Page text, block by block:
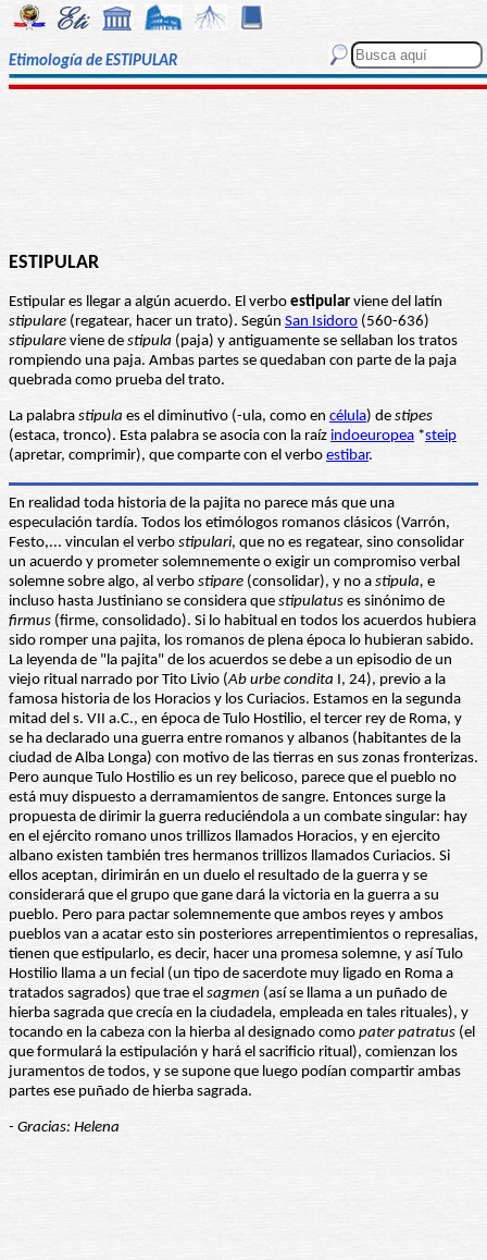
Etimología de ESTIPULAR
ESTIPULAR
Estipular es llegar a algún acuerdo. El verbo estipular viene del latín
stipulare (regatear, hacer un trato). Según San Isidoro (560-636)
stipulare viene de stipula (paja) y antiguamente se sellaban los tratos
rompiendo una paja. Ambas partes se quedaban con parte de la paja
quebrada como prueba del trato.
La palabra stipula es el diminutivo (-ula, como en célula) de stipes
(estaca, tronco). Esta palabra se asocia con la raíz indoeuropea *steip
(apretar, comprimir), que comparte con el verbo estibar.
En realidad toda historia de la pajita no parece más que una
especulación tardía. Todos los etimólogos romanos clásicos (Varrón,
Festo,... vinculan el verbo stipulari, que no es regatear, sino consolidar
un acuerdo y prometer solemnemente o exigir un compromiso verbal
solemne sobre algo, al verbo stipare (consolidar), y no a stipula, e
incluso hasta Justiniano se considera que stipulatus es sinónimo de
firmus (firme, consolidado). Si lo habitual en todos los acuerdos hubiera
sido romper una pajita, los romanos de plena época lo hubieran sabido.
La leyenda de "la pajita" de los acuerdos se debe a un episodio de un
viejo ritual narrado por Tito Livio (Ab urbe condita I, 24), previo a la
famosa historia de los Horacios y los Curiacios. Estamos en la segunda
mitad del s. VII a.C., en época de Tulo Hostilio, el tercer rey de Roma, y
se ha declarado una guerra entre romanos y albanos (habitantes de la
ciudad de Alba Longa) con motivo de las tierras en sus zonas fronterizas.
Pero aunque Tulo Hostilio es un rey belicoso, parece que el pueblo no
está muy dispuesto a derramamientos de sangre. Entonces surge la
propuesta de dirimir la guerra reduciéndola a un combate singular: hay
en el ejército romano unos trillizos llamados Horacios, y en ejercito
albano existen también tres hermanos trillizos llamados Curiacios. Si
ellos aceptan, dirimirán en un duelo el resultado de la guerra y se
considerará que el grupo que gane dará la victoria en la guerra a su
pueblo. Pero para pactar solemnemente que ambos reyes y ambos
pueblos van a acatar esto sin posteriores arrepentimientos o represalias,
tienen que estipularlo, es decir, hacer una promesa solemne, y así Tulo
Hostilio llama a un fecial (un tipo de sacerdote muy ligado en Roma a
tratados sagrados) que trae el sagmen (así se llama a un puñado de
hierba sagrada que crecía en la ciudadela, empleada en tales rituales), y
tocando en la cabeza con la hierba al designado como pater patratus (el
que formulará la estipulación y hará el sacrificio ritual), comienzan los
juramentos de todos, y se supone que luego podían compartir ambas
partes ese puñado de hierba sagrada.
- Gracias: Helena